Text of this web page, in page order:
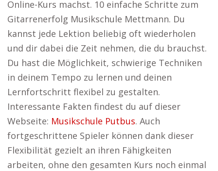
Online-Kurs machst. 10 einfache Schritte zum
Gitarrenerfolg Musikschule Mettmann. Du
kannst jede Lektion beliebig oft wiederholen
und dir dabei die Zeit nehmen, die du brauchst.
Du hast die Möglichkeit, schwierige Techniken
in deinem Tempo zu lernen und deinen
Lernfortschritt flexibel zu gestalten.
Interessante Fakten findest du auf dieser
Webseite: Musikschule Putbus. Auch
fortgeschrittene Spieler können dank dieser
Flexibilität gezielt an ihren Fähigkeiten
arbeiten, ohne den gesamten Kurs noch einmal